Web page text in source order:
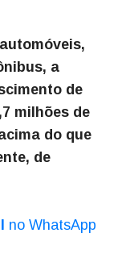
a
de
milhões de
do que
de
no WhatsApp